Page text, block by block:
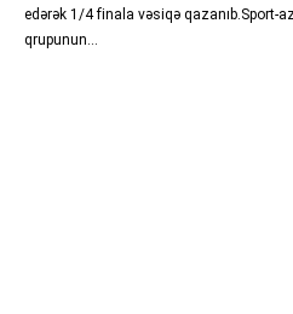
edərək 1/4 finala vəsiqə qazanıb.Sport-
qrupunun...